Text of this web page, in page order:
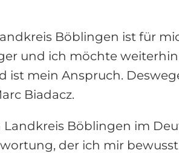
Böblingen ist für
und ich möchte weiterhin
ist mein Anspruch.
Biadacz.
Böblingen im
der ich mir